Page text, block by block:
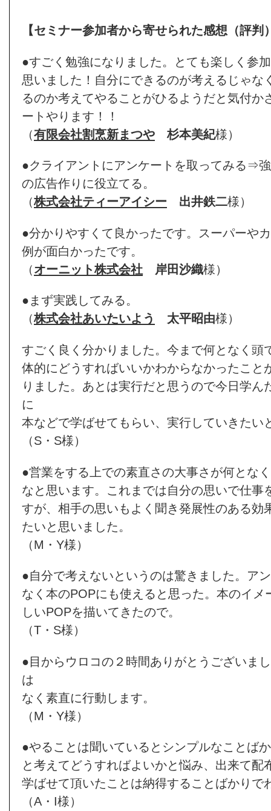
【セミナー参加者から寄せられた感想（評判
●すごく勉強になりました。とても楽しく参
思いました！自分にできるのが考えるじゃな
るのか考えてやることがひるようだと気付か
ートやります！！
（有限会社割烹新まつや 杉本美紀様）
●クライアントにアンケートを取ってみる⇒
の広告作りに役立てる。
（株式会社ティーアイシー 出井鉄二様）
●分かりやすくて良かったです。スーパーや
例が面白かったです。
（オーニット株式会社 岸田沙織様）
●まず実践してみる。
（株式会社あいたいよう 太平昭由様）
すごく良く分かりました。今まで何となく頭
体的にどうすればいいかわからなかったこと
りました。あとは実行だと思うので今日学ん
に
本などで学ばせてもらい、実行していきたい
（S・S様）
●営業をする上での素直さの大事さが何とな
なと思います。これまでは自分の思いで仕事
すが、相手の思いもよく聞き発展性のある効
たいと思いました。
（M・Y様）
●自分で考えないというのは驚きました。ア
なく本のPOPにも使えると思った。本のイメ
しいPOPを描いてきたので。
（T・S様）
●目からウロコの２時間ありがとうございま
は
なく素直に行動します。
（M・Y様）
●やることは聞いているとシンプルなことば
と考えてどうすればよいかと悩み、出来て配
学ばせて頂いたことは納得することばかりで
（A・I様）